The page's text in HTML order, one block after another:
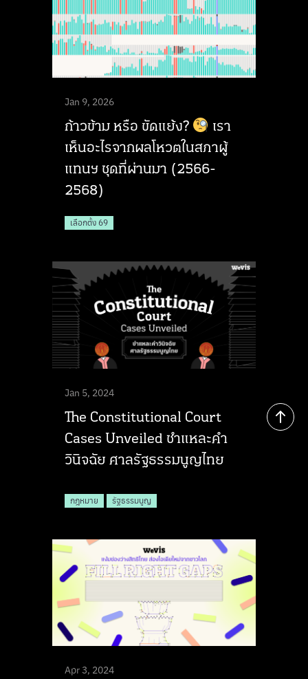
Jan 9, 2026
ก้าวข้าม หรือ ขัดแย้ง?
เรา
เห็นอะไรจากผลโหวตในสภาผู้
แทนฯ ชุดที่ผ่านมา (2566-
2568)
เลือกตั้ง 69
Jan 5, 2024
The Constitutional Court
Cases Unveiled ชำแหละคำ
วินิจฉัย ศาลรัฐธรรมนูญไทย
กฎหมาย รัฐธรรมนูญ
Apr 3, 2024